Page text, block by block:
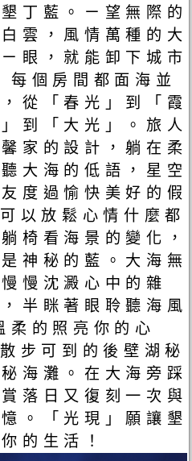
丁藍。ㄧ望無際的
雲，風情萬種的大
眼，就能卸下城市
每個房間都面海並
從「春光」到「霞
到「大光」。旅人
家的設計，躺在柔
大海的低語，星空
度過愉快美好的假
以放鬆心情什麼都
椅看海景的變化，
神秘的藍。大海無
慢沈澱心中的雜
半眯著眼聆聽海風
柔的照亮你的心
步可到的後壁湖秘
海灘。在大海旁踩
落日又復刻一次與
。「光現」願讓墾
的生活！